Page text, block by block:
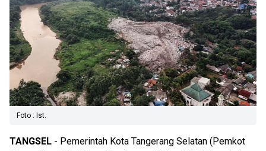
Foto : Ist.
TANGSEL - Pemerintah Kota Tangerang Selatan (Pemkot